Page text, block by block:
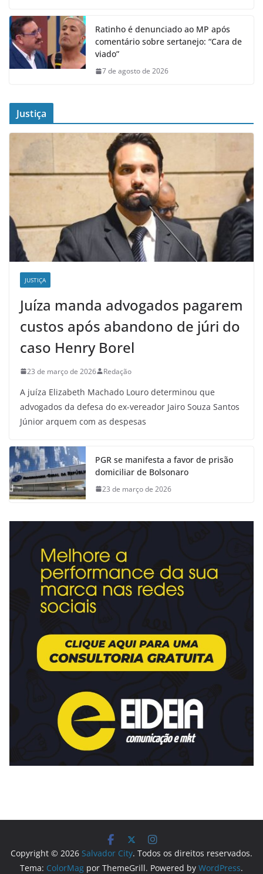
Ratinho é denunciado ao MP após
comentário sobre sertanejo: “Cara de
viado”
7 de agosto de 2026
Justiça
JUSTIÇA
Juíza manda advogados pagarem
custos após abandono de júri do
caso Henry Borel
23 de março de 2026 Redação
A juíza Elizabeth Machado Louro determinou que
advogados da defesa do ex-vereador Jairo Souza Santos
Júnior arquem com as despesas
PGR se manifesta a favor de prisão
domiciliar de Bolsonaro
23 de março de 2026
Copyright © 2026 Salvador City. Todos os direitos reservados.
Tema: ColorMag por ThemeGrill. Powered by WordPress.